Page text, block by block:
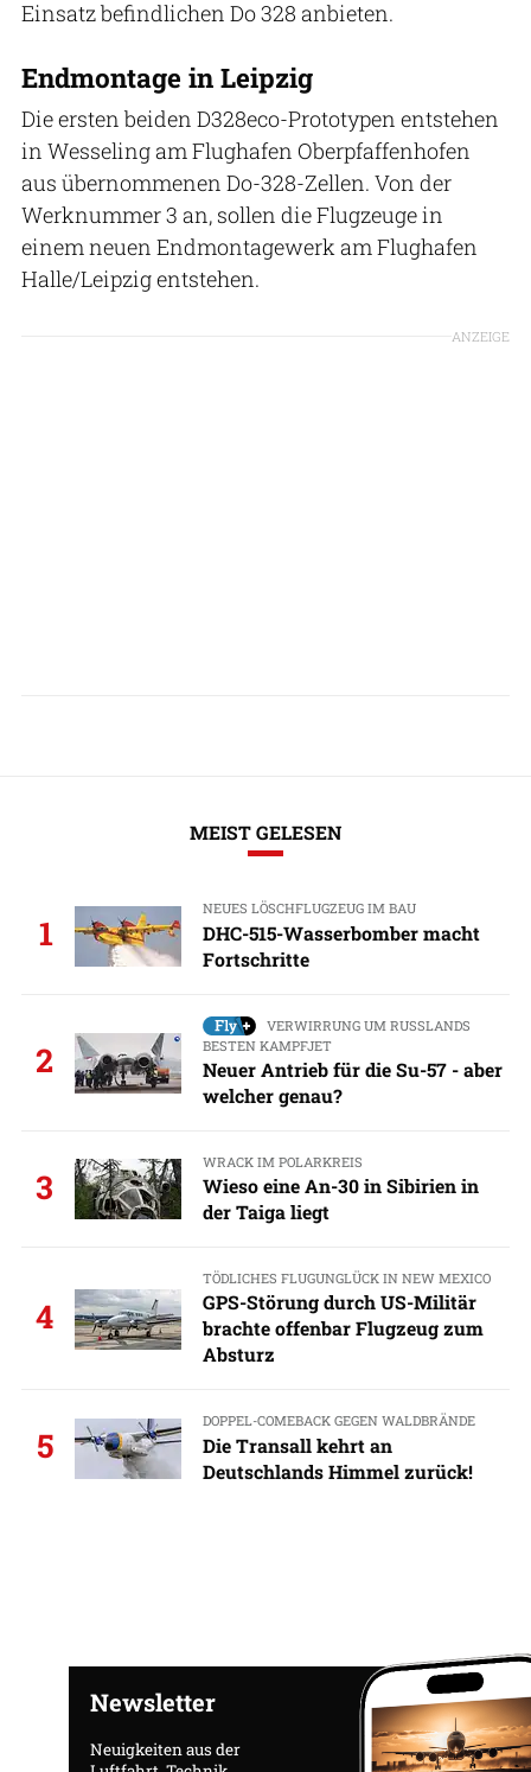
Einsatz befindlichen Do 328 anbieten.
Endmontage in Leipzig
Die ersten beiden D328eco-Prototypen entstehen
in Wesseling am Flughafen Oberpfaffenhofen
aus übernommenen Do-328-Zellen. Von der
Werknummer 3 an, sollen die Flugzeuge in
einem neuen Endmontagewerk am Flughafen
Halle/Leipzig entstehen.
ANZEIGE
MEIST GELESEN
1
NEUES LÖSCHFLUGZEUG IM BAU
DHC-515-Wasserbomber macht
Fortschritte
2
VERWIRRUNG UM RUSSLANDS
BESTEN KAMPFJET
Neuer Antrieb für die Su-57 - aber
welcher genau?
3
WRACK IM POLARKREIS
Wieso eine An-30 in Sibirien in
der Taiga liegt
4
TÖDLICHES FLUGUNGLÜCK IN NEW MEXICO
GPS-Störung durch US-Militär
brachte offenbar Flugzeug zum
Absturz
5
DOPPEL-COMEBACK GEGEN WALDBRÄNDE
Die Transall kehrt an
Deutschlands Himmel zurück!
Newsletter
Neuigkeiten aus der